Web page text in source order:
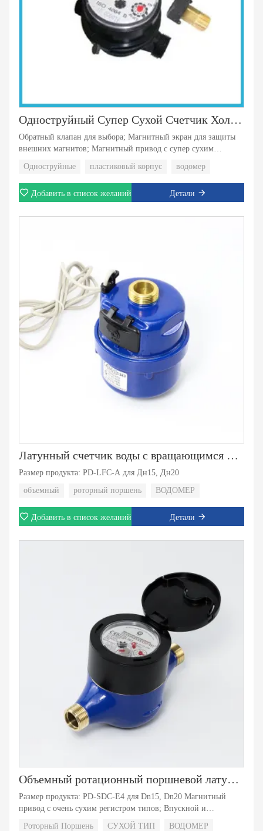
Одноструйный Супер Сухой Счетчик Холодной Воды
Обратный клапан для выбора; Магнитный экран для защиты
внешних магнитов; Магнитный привод с супер сухим
материал корпуса; Поворотный регистр с 8 роликами;
Одноструйные пластиковый корпус водомер
Добавить в список желаний Детали
Латунный счетчик воды с вращающимся поршнем
Размер продукта: PD-LFC-A для Дн15, Дн20
объемный
роторный поршень ВОДОМЕР
Добавить в список желаний Детали
Объемный ротационный поршневой латунный водомер
Размер продукта: PD-SDC-E4 для Dn15, Dn20 Магнитный
привод с очень сухим регистром типов; Впускной и
внутренний фильтр; Обратный клапан для выбора;
Роторный Поршень СУХОЙ ТИП ВОДОМЕР